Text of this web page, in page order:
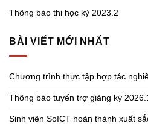
Thông báo thi học kỳ 2023.2
BÀI VIẾT MỚI NHẤT
Chương trình thực tập hợp tác
Thông báo tuyển trợ giảng kỳ
Sinh viên SoICT hoàn thành xuất